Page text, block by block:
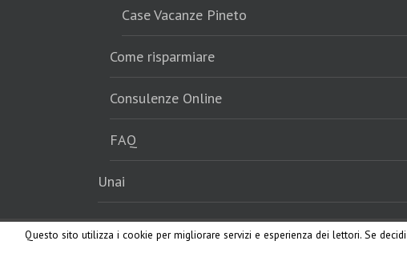
Case Vacanze Pineto
Come risparmiare
Consulenze Online
FAQ
Unai
Contatti
Questo sito utilizza i cookie per migliorare servizi e esperienza dei lettori. Se